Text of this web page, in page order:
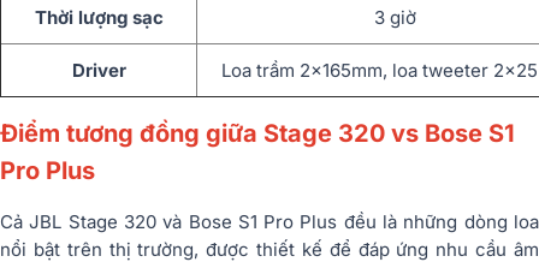
Thời lượng sạc 3 giờ
Driver Loa trầm 2x165mm, loa tweeter
Điểm tương đồng giữa Stage 320 vs Bose S1
Pro Plus
Cả JBL Stage 320 và Bose S1 Pro Plus đều là những dòng loa
nổi bật trên thị trường, được thiết kế để đáp ứng nhu cầu âm